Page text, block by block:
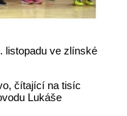
listopadu ve zlínské
čítající na tisíc
Lukáše